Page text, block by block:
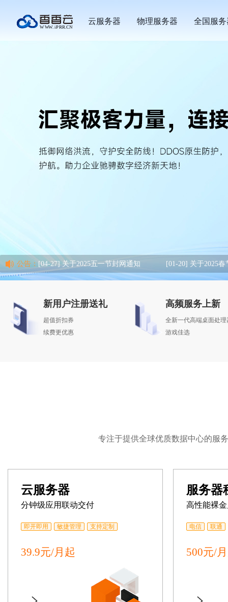
云服务器 物理服务器 全国服
[04-27] 关于2025五一节封网通知 [01-20] 关于2025
新用户注册送礼
超值折扣券
续费更优惠
高频服务上新
全新一代高端桌面处理
游戏佳选
专注于提供全球优质数据中心的服
云服务器
分钟级应用联动交付
即开即用 敏捷管理 支持定制
39.9元/月起
服务器
高性能裸
电信 联通
500元/